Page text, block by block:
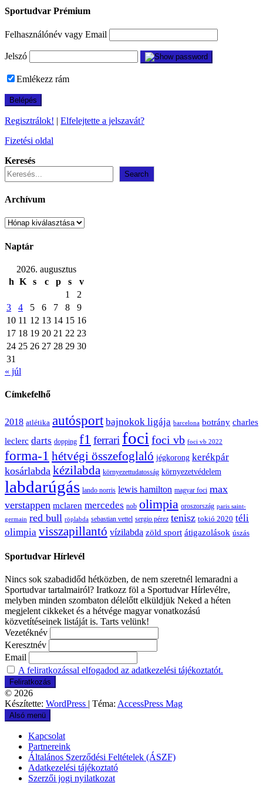
navigáció
Sportudvar Prémium
Felhasználónév vagy Email
Jelszó
Emlékezz rám
Regisztrálok! | Elfelejtette a jelszavát?
Fizetési oldal
Keresés
Search
Archívum
Archívum
Naptár
2026. augusztus
h K s c p s
v
1
2
3
4 5 6 7 8
9
10 11 12 13 14 15 16
17 18 19 20 21 22 23
24 25 26 27 28 29 30
31
« júl
Címkefelhő
2018 atlétika autósport bajnokok ligája barcelona botrány charles
leclerc darts dopping f1 ferrari foci foci vb foci vb 2022
forma-1 hétvégi összefoglaló jégkorong kerékpár
kosárlabda kézilabda környezettudatosság környezetvédelem
labdarúgás lando norris lewis hamilton magyar foci max
verstappen mclaren mercedes nob olimpia oroszország paris saint-
germain red bull röplabda sebastian vettel sergio pérez tenisz tokió 2020 téli
olimpia visszapillantó vízilabda zöld sport átigazolások úszás
Sportudvar Hírlevél
Nincs sok szabadidőd hétközben, de nem szeretnél lemaradni a
Sportudvar tartalmairól? Iratkozz föl a Sportudvar Hírlevélre,
melyben minden szombaton délelőtt elküldjük Neked a héten
megjelent cikkeket és a hétvége magyar vonatkozású
közvetítéseinek listáját is. Tarts velünk!
Vezetéknév
Keresztnév
Email
A feliratkozással elfogadod az adatkezelési tájékoztatót.
© 2026
Készítette: WordPress | Téma: AccessPress Mag
Alsó menü
Kapcsolat
Partnereink
Általános Szerződési Feltételek (ÁSZF)
Adatkezelési tájékoztató
Szerzői jogi nyilatkozat